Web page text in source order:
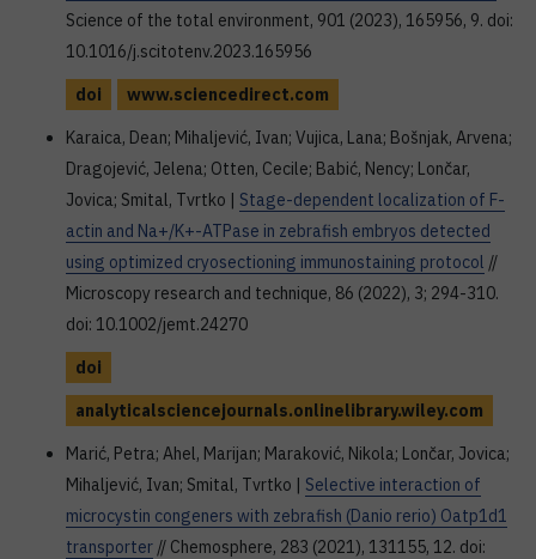
Science of the total environment, 901 (2023), 165956, 9. doi:
10.1016/j.scitotenv.2023.165956
doi
www.sciencedirect.com
Karaica, Dean; Mihaljević, Ivan; Vujica, Lana; Bošnjak, Arvena;
Dragojević, Jelena; Otten, Cecile; Babić, Nency; Lončar,
Jovica; Smital, Tvrtko | Stage-dependent localization of F-
actin and Na+/K+-ATPase in zebrafish embryos detected
using optimized cryosectioning immunostaining protocol //
Microscopy research and technique, 86 (2022), 3; 294-310.
doi: 10.1002/jemt.24270
doi
analyticalsciencejournals.onlinelibrary.wiley.com
Marić, Petra; Ahel, Marijan; Maraković, Nikola; Lončar, Jovica;
Mihaljević, Ivan; Smital, Tvrtko | Selective interaction of
microcystin congeners with zebrafish (Danio rerio) Oatp1d1
transporter // Chemosphere, 283 (2021), 131155, 12. doi: